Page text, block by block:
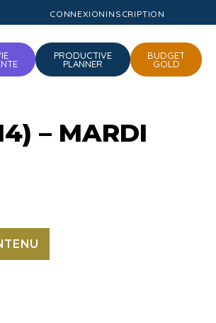
CONNEXION INSCRIPTION
PRODUCTIVE
PLANNER
BUDGET
GOLD
– MARDI